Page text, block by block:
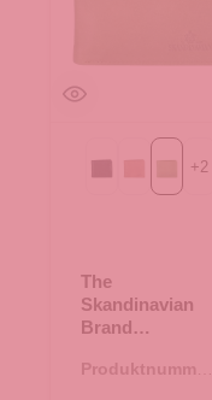
Blackbeigegrün
+2
The
Skandinavian
Brand
Querformat -
Produktnummer: